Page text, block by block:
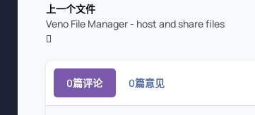
上一个文件
Veno File Manager - host and share files
0篇评论 0篇意见